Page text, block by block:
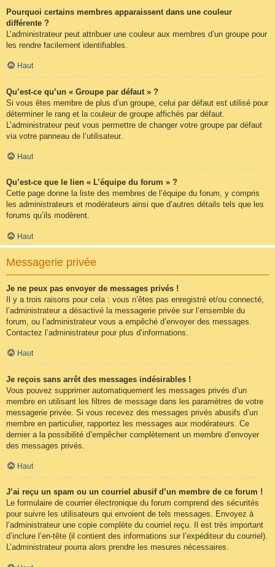
Pourquoi certains membres apparaissent dans une couleur
différente ?
L’administrateur peut attribuer une couleur aux membres d’un groupe pour
les rendre facilement identifiables.
Haut
Qu’est-ce qu’un « Groupe par défaut » ?
Si vous êtes membre de plus d’un groupe, celui par défaut est utilisé pour
déterminer le rang et la couleur de groupe affichés par défaut.
L’administrateur peut vous permettre de changer votre groupe par défaut
via votre panneau de l’utilisateur.
Haut
Qu’est-ce que le lien « L’équipe du forum » ?
Cette page donne la liste des membres de l’équipe du forum, y compris
les administrateurs et modérateurs ainsi que d’autres détails tels que les
forums qu’ils modèrent.
Haut
Messagerie privée
Je ne peux pas envoyer de messages privés !
Il y a trois raisons pour cela : vous n’êtes pas enregistré et/ou connecté,
l’administrateur a désactivé la messagerie privée sur l’ensemble du
forum, ou l’administrateur vous a empêché d’envoyer des messages.
Contactez l’administrateur pour plus d’informations.
Haut
Je reçois sans arrêt des messages indésirables !
Vous pouvez supprimer automatiquement les messages privés d’un
membre en utilisant les filtres de message dans les paramètres de votre
messagerie privée. Si vous recevez des messages privés abusifs d’un
membre en particulier, rapportez les messages aux modérateurs. Ce
dernier a la possibilité d’empêcher complètement un membre d’envoyer
des messages privés.
Haut
J’ai reçu un spam ou un courriel abusif d’un membre de ce forum !
Le formulaire de courrier électronique du forum comprend des sécurités
pour suivre les utilisateurs qui envoient de tels messages. Envoyez à
l’administrateur une copie complète du courriel reçu. Il est très important
d’inclure l’en-tête (il contient des informations sur l’expéditeur du courriel).
L’administrateur pourra alors prendre les mesures nécessaires.